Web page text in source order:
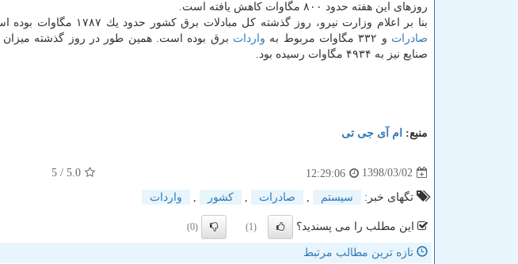
روزهای این هفته حدود ۸۰۰ مگاوات كاهش یافته است.
بنا بر اعلام وزارت نیرو، روز گذشته كل مبادلات برق كشور حدود یك ۱۷۸۷ مگاوات بوده است كه از این میزان یك ۱۴۵۵ مگاوات مربوط به
صادرات و ۳۳۲ مگاوات مربوط به واردات
صنایع نیز به ۴۹۳۴ مگاوات رسیده بود.
منبع: ام آی جی تی
1398/03/02
12:29:06
5.0
/ 5
تگهای خبر: سیستم صادرات كشور واردات
این مطلب را می پسندید؟ (1)
(0)
تازه ترین مطالب مرتبط